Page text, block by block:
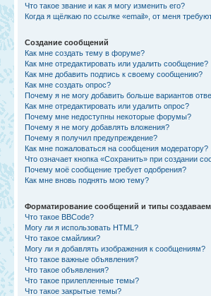
Что такое звание и как я могу изменить его?
Когда я щёлкаю по ссылке «email», от меня
Создание сообщений
Как мне создать тему в форуме?
Как мне отредактировать или удалить сообщение?
Как мне добавить подпись к своему сообщению?
Как мне создать опрос?
Почему я не могу добавить больше вариантов
Как мне отредактировать или удалить опрос?
Почему мне недоступны некоторые форумы?
Почему я не могу добавлять вложения?
Почему я получил предупреждение?
Как мне пожаловаться на сообщения модератору?
Что означает кнопка «Сохранить» при создании
Почему моё сообщение требует одобрения?
Как мне вновь поднять мою тему?
Форматирование сообщений и типы
Что такое BBCode?
Могу ли я использовать HTML?
Что такое смайлики?
Могу ли я добавлять изображения к сообщениям?
Что такое важные объявления?
Что такое объявления?
Что такое прилепленные темы?
Что такое закрытые темы?